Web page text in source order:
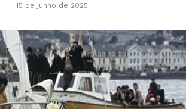
15 de junho de 2025